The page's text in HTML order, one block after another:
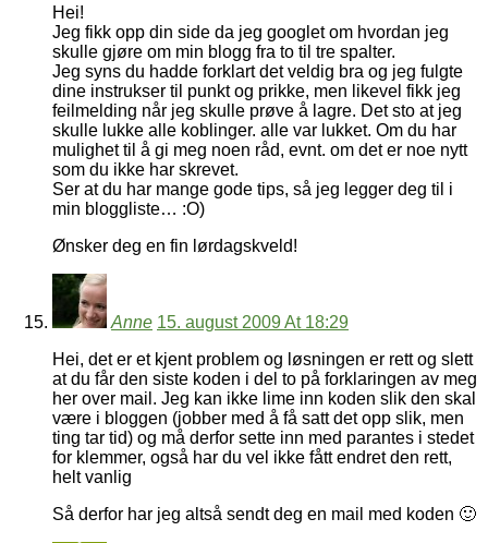
Hei!
Jeg fikk opp din side da jeg googlet om hvordan jeg
skulle gjøre om min blogg fra to til tre spalter.
Jeg syns du hadde forklart det veldig bra og jeg fulgte
dine instrukser til punkt og prikke, men likevel fikk jeg
feilmelding når jeg skulle prøve å lagre. Det sto at jeg
skulle lukke alle koblinger. alle var lukket. Om du har
mulighet til å gi meg noen råd, evnt. om det er noe nytt
som du ikke har skrevet.
Ser at du har mange gode tips, så jeg legger deg til i
min bloggliste… :O)
Ønsker deg en fin lørdagskveld!
Anne 15. august 2009 At 18:29
Hei, det er et kjent problem og løsningen er rett og slett
at du får den siste koden i del to på forklaringen av meg
her over mail. Jeg kan ikke lime inn koden slik den skal
være i bloggen (jobber med å få satt det opp slik, men
ting tar tid) og må derfor sette inn med parantes i stedet
for klemmer, også har du vel ikke fått endret den rett,
helt vanlig
Så derfor har jeg altså sendt deg en mail med koden 🙂